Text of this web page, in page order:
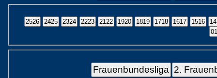
Frauenbundesliga 2.